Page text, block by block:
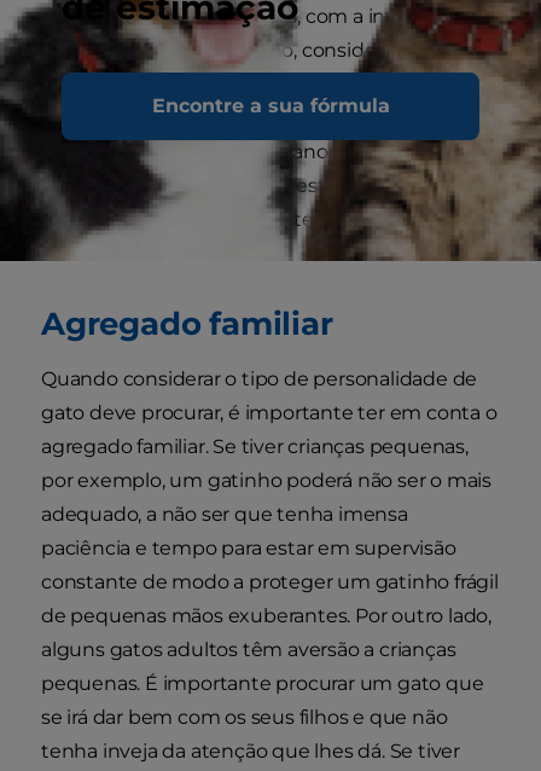
Encontre a sua fórmula
mesmo nos primeiros anos, com a indisciplina e
malandrice de um gatinho, considere adotar um
gato adulto. Os adultos tendem a ser mais
calmos e há muito por onde escolher. Com
aproximadamente os dois anos de idade, a
personalidade de um gato está totalmente
desenvolvida e é mais fácil ter a certeza do que
está a adotar.
Agregado familiar
Quando considerar o tipo de personalidade de
gato deve procurar, é importante ter em conta o
agregado familiar. Se tiver crianças pequenas,
por exemplo, um gatinho poderá não ser o mais
adequado, a não ser que tenha imensa
paciência e tempo para estar em supervisão
constante de modo a proteger um gatinho frágil
de pequenas mãos exuberantes. Por outro lado,
alguns gatos adultos têm aversão a crianças
pequenas. É importante procurar um gato que
se irá dar bem com os seus filhos e que não
tenha inveja da atenção que lhes dá. Se tiver